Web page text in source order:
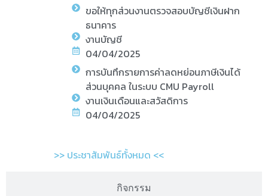
กิจกรรม
ขอให้ทุกส่วนงานตรวจสอบบัญชีเงินฝาก
ธนาคาร
งานบัญชี
04/04/2025
การบันทึกรายการค่าลดหย่อนภาษีเงินได้
ส่วนบุคคล ในระบบ CMU Payroll
งานเงินเดือนและสวัสดิการ
04/04/2025
>> ประชาสัมพันธ์ทั้งหมด <<